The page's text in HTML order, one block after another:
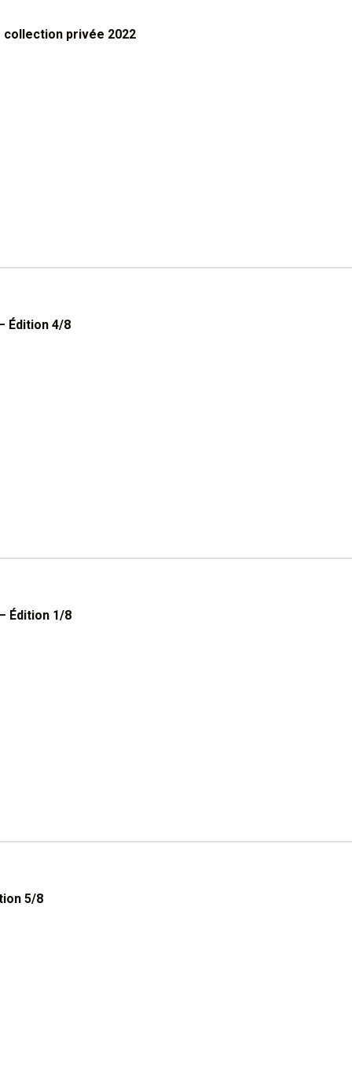
privée 2022
Édition 4/8
Édition 1/8
5/8